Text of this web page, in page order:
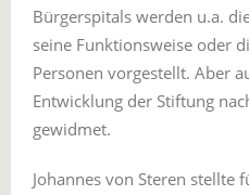
Bürgerspitals werden u.a.
seine Funktionsweise oder
Personen vorgestellt. Aber
Entwicklung der Stiftung
gewidmet.
Johannes von Steren stellte